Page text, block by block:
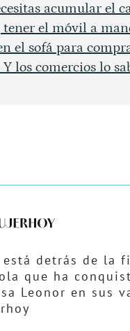
acumular el
tener el móvil a
el sofá para
Y los comercios lo
está detrás de la
que ha
Leonor en sus